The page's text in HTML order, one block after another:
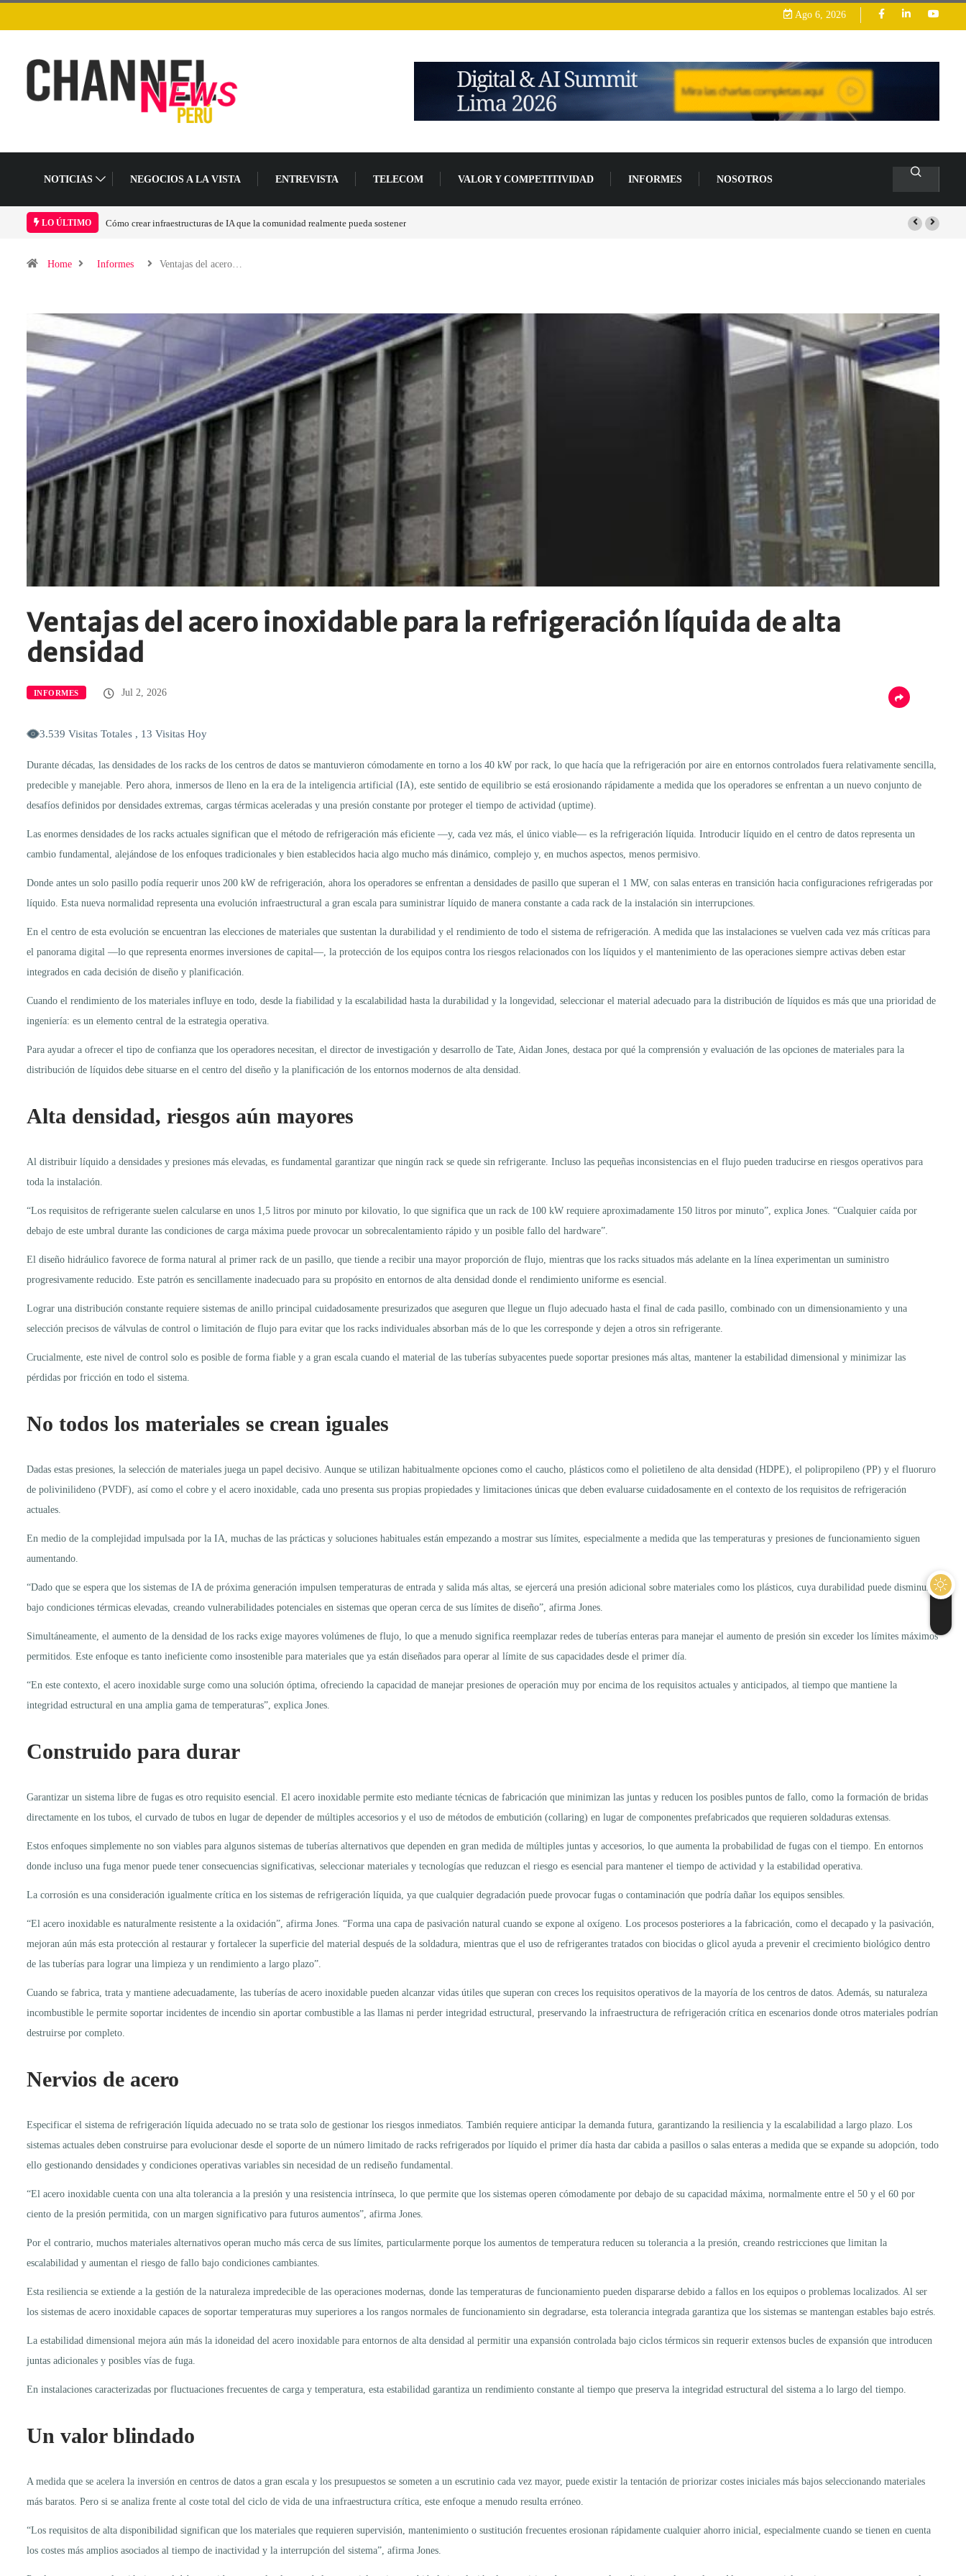
Ago 6, 2026
NOTICIAS NEGOCIOS A LA VISTA ENTREVISTA TELECOM VALOR Y COMPETITIVIDAD INFORMES NOSOTROS
LO ÚLTIMO Las tarjetas gráficas RDNA 5 ya están en fase avanzada de desarrollo
Home Informes Ventajas del acero…
Ventajas del acero inoxidable para la refrigeración líquida de alta
densidad
INFORMES Jul 2, 2026
3.539 Visitas Totales , 13 Visitas Hoy
Durante décadas, las densidades de los racks de los centros de datos se mantuvieron cómodamente en torno a los 40 kW por rack, lo que hacía que la refrigeración por aire en entornos controlados fuera relativamente sencilla,
predecible y manejable. Pero ahora, inmersos de lleno en la era de la inteligencia artificial (IA), este sentido de equilibrio se está erosionando rápidamente a medida que los operadores se enfrentan a un nuevo conjunto de
desafíos definidos por densidades extremas, cargas térmicas aceleradas y una presión constante por proteger el tiempo de actividad (uptime).
Las enormes densidades de los racks actuales significan que el método de refrigeración más eficiente —y, cada vez más, el único viable— es la refrigeración líquida. Introducir líquido en el centro de datos representa un
cambio fundamental, alejándose de los enfoques tradicionales y bien establecidos hacia algo mucho más dinámico, complejo y, en muchos aspectos, menos permisivo.
Donde antes un solo pasillo podía requerir unos 200 kW de refrigeración, ahora los operadores se enfrentan a densidades de pasillo que superan el 1 MW, con salas enteras en transición hacia configuraciones refrigeradas por
líquido. Esta nueva normalidad representa una evolución infraestructural a gran escala para suministrar líquido de manera constante a cada rack de la instalación sin interrupciones.
En el centro de esta evolución se encuentran las elecciones de materiales que sustentan la durabilidad y el rendimiento de todo el sistema de refrigeración. A medida que las instalaciones se vuelven cada vez más críticas para
el panorama digital —lo que representa enormes inversiones de capital—, la protección de los equipos contra los riesgos relacionados con los líquidos y el mantenimiento de las operaciones siempre activas deben estar
integrados en cada decisión de diseño y planificación.
Cuando el rendimiento de los materiales influye en todo, desde la fiabilidad y la escalabilidad hasta la durabilidad y la longevidad, seleccionar el material adecuado para la distribución de líquidos es más que una prioridad de
ingeniería: es un elemento central de la estrategia operativa.
Para ayudar a ofrecer el tipo de confianza que los operadores necesitan, el director de investigación y desarrollo de Tate, Aidan Jones, destaca por qué la comprensión y evaluación de las opciones de materiales para la
distribución de líquidos debe situarse en el centro del diseño y la planificación de los entornos modernos de alta densidad.
Alta densidad, riesgos aún mayores
Al distribuir líquido a densidades y presiones más elevadas, es fundamental garantizar que ningún rack se quede sin refrigerante. Incluso las pequeñas inconsistencias en el flujo pueden traducirse en riesgos operativos para
toda la instalación.
“Los requisitos de refrigerante suelen calcularse en unos 1,5 litros por minuto por kilovatio, lo que significa que un rack de 100 kW requiere aproximadamente 150 litros por minuto”, explica Jones. “Cualquier caída por
debajo de este umbral durante las condiciones de carga máxima puede provocar un sobrecalentamiento rápido y un posible fallo del hardware”.
El diseño hidráulico favorece de forma natural al primer rack de un pasillo, que tiende a recibir una mayor proporción de flujo, mientras que los racks situados más adelante en la línea experimentan un suministro
progresivamente reducido. Este patrón es sencillamente inadecuado para su propósito en entornos de alta densidad donde el rendimiento uniforme es esencial.
Lograr una distribución constante requiere sistemas de anillo principal cuidadosamente presurizados que aseguren que llegue un flujo adecuado hasta el final de cada pasillo, combinado con un dimensionamiento y una
selección precisos de válvulas de control o limitación de flujo para evitar que los racks individuales absorban más de lo que les corresponde y dejen a otros sin refrigerante.
Crucialmente, este nivel de control solo es posible de forma fiable y a gran escala cuando el material de las tuberías subyacentes puede soportar presiones más altas, mantener la estabilidad dimensional y minimizar las
pérdidas por fricción en todo el sistema.
No todos los materiales se crean iguales
Dadas estas presiones, la selección de materiales juega un papel decisivo. Aunque se utilizan habitualmente opciones como el caucho, plásticos como el polietileno de alta densidad (HDPE), el polipropileno (PP) y el fluoruro
de polivinilideno (PVDF), así como el cobre y el acero inoxidable, cada uno presenta sus propias propiedades y limitaciones únicas que deben evaluarse cuidadosamente en el contexto de los requisitos de refrigeración
actuales.
En medio de la complejidad impulsada por la IA, muchas de las prácticas y soluciones habituales están empezando a mostrar sus límites, especialmente a medida que las temperaturas y presiones de funcionamiento siguen
aumentando.
“Dado que se espera que los sistemas de IA de próxima generación impulsen temperaturas de entrada y salida más altas, se ejercerá una presión adicional sobre materiales como los plásticos, cuya durabilidad puede disminuir
bajo condiciones térmicas elevadas, creando vulnerabilidades potenciales en sistemas que operan cerca de sus límites de diseño”, afirma Jones.
Simultáneamente, el aumento de la densidad de los racks exige mayores volúmenes de flujo, lo que a menudo significa reemplazar redes de tuberías enteras para manejar el aumento de presión sin exceder los límites máximos
permitidos. Este enfoque es tanto ineficiente como insostenible para materiales que ya están diseñados para operar al límite de sus capacidades desde el primer día.
“En este contexto, el acero inoxidable surge como una solución óptima, ofreciendo la capacidad de manejar presiones de operación muy por encima de los requisitos actuales y anticipados, al tiempo que mantiene la
integridad estructural en una amplia gama de temperaturas”, explica Jones.
Construido para durar
Garantizar un sistema libre de fugas es otro requisito esencial. El acero inoxidable permite esto mediante técnicas de fabricación que minimizan las juntas y reducen los posibles puntos de fallo, como la formación de bridas
directamente en los tubos, el curvado de tubos en lugar de depender de múltiples accesorios y el uso de métodos de embutición (collaring) en lugar de componentes prefabricados que requieren soldaduras extensas.
Estos enfoques simplemente no son viables para algunos sistemas de tuberías alternativos que dependen en gran medida de múltiples juntas y accesorios, lo que aumenta la probabilidad de fugas con el tiempo. En entornos
donde incluso una fuga menor puede tener consecuencias significativas, seleccionar materiales y tecnologías que reduzcan el riesgo es esencial para mantener el tiempo de actividad y la estabilidad operativa.
La corrosión es una consideración igualmente crítica en los sistemas de refrigeración líquida, ya que cualquier degradación puede provocar fugas o contaminación que podría dañar los equipos sensibles.
“El acero inoxidable es naturalmente resistente a la oxidación”, afirma Jones. “Forma una capa de pasivación natural cuando se expone al oxígeno. Los procesos posteriores a la fabricación, como el decapado y la pasivación,
mejoran aún más esta protección al restaurar y fortalecer la superficie del material después de la soldadura, mientras que el uso de refrigerantes tratados con biocidas o glicol ayuda a prevenir el crecimiento biológico dentro
de las tuberías para lograr una limpieza y un rendimiento a largo plazo”.
Cuando se fabrica, trata y mantiene adecuadamente, las tuberías de acero inoxidable pueden alcanzar vidas útiles que superan con creces los requisitos operativos de la mayoría de los centros de datos. Además, su naturaleza
incombustible le permite soportar incidentes de incendio sin aportar combustible a las llamas ni perder integridad estructural, preservando la infraestructura de refrigeración crítica en escenarios donde otros materiales podrían
destruirse por completo.
Nervios de acero
Especificar el sistema de refrigeración líquida adecuado no se trata solo de gestionar los riesgos inmediatos. También requiere anticipar la demanda futura, garantizando la resiliencia y la escalabilidad a largo plazo. Los
sistemas actuales deben construirse para evolucionar desde el soporte de un número limitado de racks refrigerados por líquido el primer día hasta dar cabida a pasillos o salas enteras a medida que se expande su adopción, todo
ello gestionando densidades y condiciones operativas variables sin necesidad de un rediseño fundamental.
“El acero inoxidable cuenta con una alta tolerancia a la presión y una resistencia intrínseca, lo que permite que los sistemas operen cómodamente por debajo de su capacidad máxima, normalmente entre el 50 y el 60 por
ciento de la presión permitida, con un margen significativo para futuros aumentos”, afirma Jones.
Por el contrario, muchos materiales alternativos operan mucho más cerca de sus límites, particularmente porque los aumentos de temperatura reducen su tolerancia a la presión, creando restricciones que limitan la
escalabilidad y aumentan el riesgo de fallo bajo condiciones cambiantes.
Esta resiliencia se extiende a la gestión de la naturaleza impredecible de las operaciones modernas, donde las temperaturas de funcionamiento pueden dispararse debido a fallos en los equipos o problemas localizados. Al ser
los sistemas de acero inoxidable capaces de soportar temperaturas muy superiores a los rangos normales de funcionamiento sin degradarse, esta tolerancia integrada garantiza que los sistemas se mantengan estables bajo estrés.
La estabilidad dimensional mejora aún más la idoneidad del acero inoxidable para entornos de alta densidad al permitir una expansión controlada bajo ciclos térmicos sin requerir extensos bucles de expansión que introducen
juntas adicionales y posibles vías de fuga.
En instalaciones caracterizadas por fluctuaciones frecuentes de carga y temperatura, esta estabilidad garantiza un rendimiento constante al tiempo que preserva la integridad estructural del sistema a lo largo del tiempo.
Un valor blindado
A medida que se acelera la inversión en centros de datos a gran escala y los presupuestos se someten a un escrutinio cada vez mayor, puede existir la tentación de priorizar costes iniciales más bajos seleccionando materiales
más baratos. Pero si se analiza frente al coste total del ciclo de vida de una infraestructura crítica, este enfoque a menudo resulta erróneo.
“Los requisitos de alta disponibilidad significan que los materiales que requieren supervisión, mantenimiento o sustitución frecuentes erosionan rápidamente cualquier ahorro inicial, especialmente cuando se tienen en cuenta
los costes más amplios asociados al tiempo de inactividad y la interrupción del sistema”, afirma Jones.